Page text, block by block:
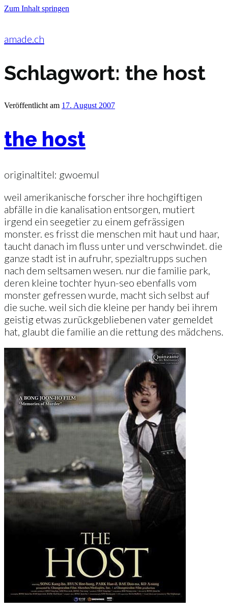
Zum Inhalt springen
amade.ch
Schlagwort: the host
Veröffentlicht am 17. August 2007
the host
originaltitel: gwoemul
weil amerikanische forscher ihre hochgiftigen
abfälle in die kanalisation entsorgen, mutiert
irgend ein seegetier zu einem gefrässigen
monster. es frisst die menschen mit haut und haar,
taucht danach im fluss unter und verschwindet. die
ganze stadt ist in aufruhr, spezialtrupps suchen
nach dem seltsamen wesen. nur die familie park,
deren kleine tochter hyun-seo ebenfalls vom
monster gefressen wurde, macht sich selbst auf
die suche. weil sich die kleine per handy bei ihrem
geistig etwas zurückgebliebenen vater gemeldet
hat, glaubt die familie an die rettung des mädchens.